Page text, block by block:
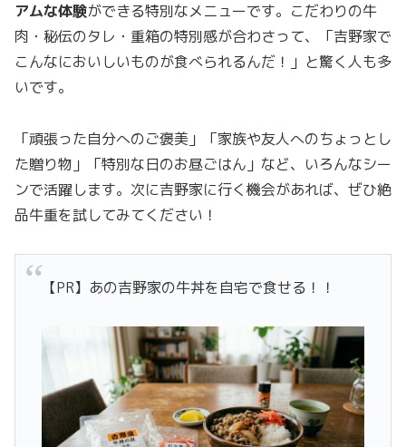
アムな体験ができる特別なメニューです。こだわりの牛
肉・秘伝のタレ・重箱の特別感が合わさって、「吉野家で
こんなにおいしいものが食べられるんだ！」と驚く人も多
いです。
「頑張った自分へのご褒美」「家族や友人へのちょっとし
た贈り物」「特別な日のお昼ごはん」など、いろんなシー
ンで活躍します。次に吉野家に行く機会があれば、ぜひ絶
品牛重を試してみてください！
【PR】あの吉野家の牛丼を自宅で食せる！！